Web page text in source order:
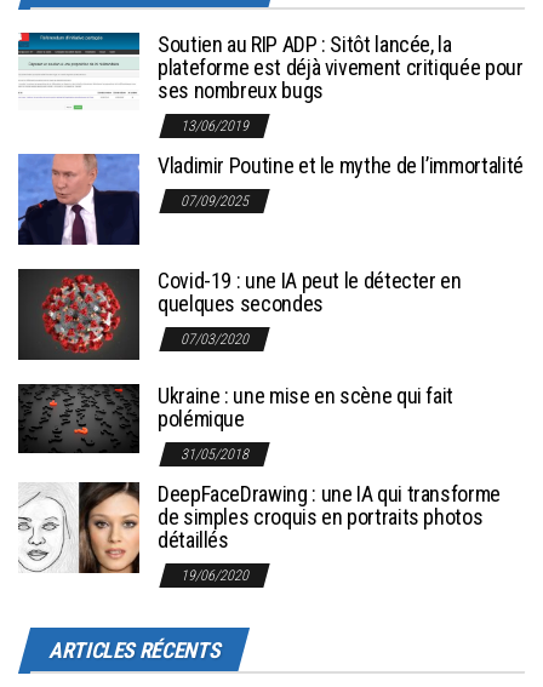
Soutien au RIP ADP : Sitôt lancée, la
plateforme est déjà vivement critiquée pour
ses nombreux bugs
13/06/2019
Vladimir Poutine et le mythe de l’immortalité
07/09/2025
Covid-19 : une IA peut le détecter en
quelques secondes
07/03/2020
Ukraine : une mise en scène qui fait
polémique
31/05/2018
DeepFaceDrawing : une IA qui transforme
de simples croquis en portraits photos
détaillés
19/06/2020
ARTICLES RÉCENTS